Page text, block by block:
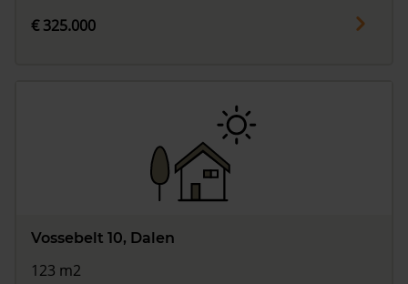
€ 325.000
Vossebelt 10, Dalen
123 m2